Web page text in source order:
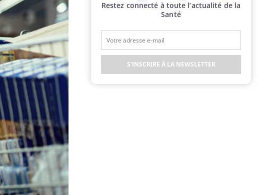
Facebook Twitter Instagram
Restez connecté à toute l’actualité de la
Santé
S'INSCRIRE À LA NEWSLETTER